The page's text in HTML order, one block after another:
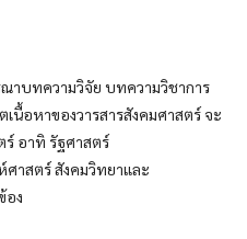
บทความวิจัย บทความวิชาการ
นื้อหาของวารสารสังคมศาสตร์ จะ
อาทิ รัฐศาสตร์
ศาสตร์ สังคมวิทยาและ
อง